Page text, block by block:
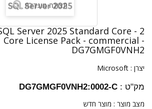
תצוגה מוגדלת
Server 2025 Standard Core - 2
Core License Pack - commercial -
DG7GMGF0VNH2
יצרן : Microsoft
מק"ט : DG7GMGF0VNH2:0002-C
מצב מוצר : מוצר חדש